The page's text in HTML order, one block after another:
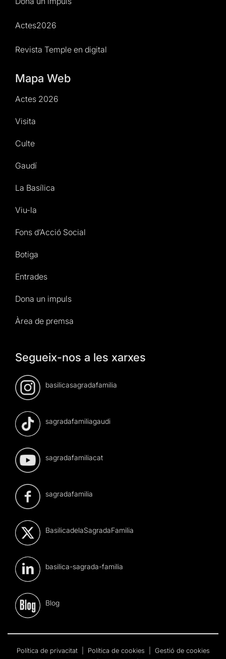
Actes2026
Revista Temple en digital
Mapa Web
Actes 2026
Visita
Culte
Gaudí
La Basílica
Viu-la
Fons d’Acció Social
Botiga
Entrades
Dona un impuls
Àrea de premsa
Segueix-nos a les xarxes
basilicasagradafamilia
sagradafamiliagaudi
sagradafamiliacat
sagradafamilia
BasilicadelaSagradaFamilia
basilica-sagrada-familia
Blog
Política de privacitat Política de cookies
Gestió de cookies